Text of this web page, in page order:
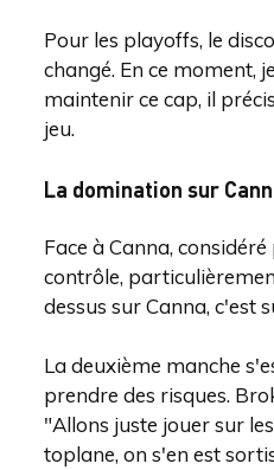
Pour les playoffs, le
changé. En ce moment,
maintenir ce cap, il
jeu.
La domination sur
Face à Canna,
contrôle,
dessus sur Canna, c'est
La deuxième manche
prendre des risques.
"Allons juste jouer sur
toplane, on s'en est